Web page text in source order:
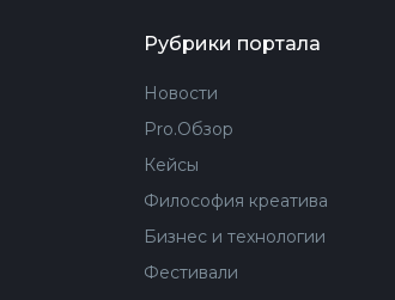
Рубрики портала
Новости
Pro.Обзор
Кейсы
Философия креатива
Бизнес и технологии
Фестивали